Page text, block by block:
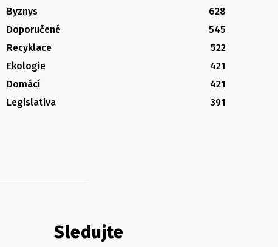
Byznys
628
Doporučené
545
Recyklace
522
Ekologie
421
Domácí
421
Legislativa
391
Sledujte